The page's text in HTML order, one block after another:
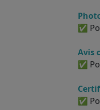
✅
Avis
✅
✅